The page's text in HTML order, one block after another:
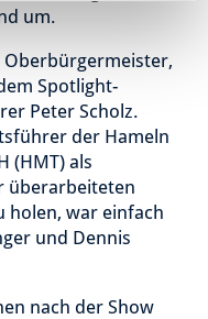
um.
Oberbürgermeister,
Spotlight-
Peter Scholz.
der Hameln
(HMT) als
überarbeiteten
holen, war einfach
und Dennis
nach der Show